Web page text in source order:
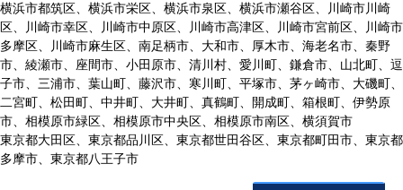
横浜市都筑区、横浜市栄区、横浜市泉区、横浜市瀬谷区、川崎市川崎
区、川崎市幸区、川崎市中原区、川崎市高津区、川崎市宮前区、川崎市
多摩区、川崎市麻生区、南足柄市、大和市、厚木市、海老名市、秦野
市、綾瀬市、座間市、小田原市、清川村、愛川町、鎌倉市、山北町、逗
子市、三浦市、葉山町、藤沢市、寒川町、平塚市、茅ヶ崎市、大磯町、
二宮町、松田町、中井町、大井町、真鶴町、開成町、箱根町、伊勢原
市、相模原市緑区、相模原市中央区、相模原市南区、横須賀市
東京都大田区、東京都品川区、東京都世田谷区、東京都町田市、東京都
多摩市、東京都八王子市